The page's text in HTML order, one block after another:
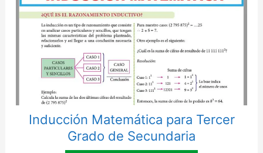
Inducción Matemática para Tercer
Grado de Secundaria